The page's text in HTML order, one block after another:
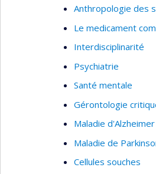
Anthropologie des
Le medicament
Interdisciplinarité
Psychiatrie
Santé mentale
Gérontologie
Maladie d'Alzheimer
Maladie de
Cellules souches